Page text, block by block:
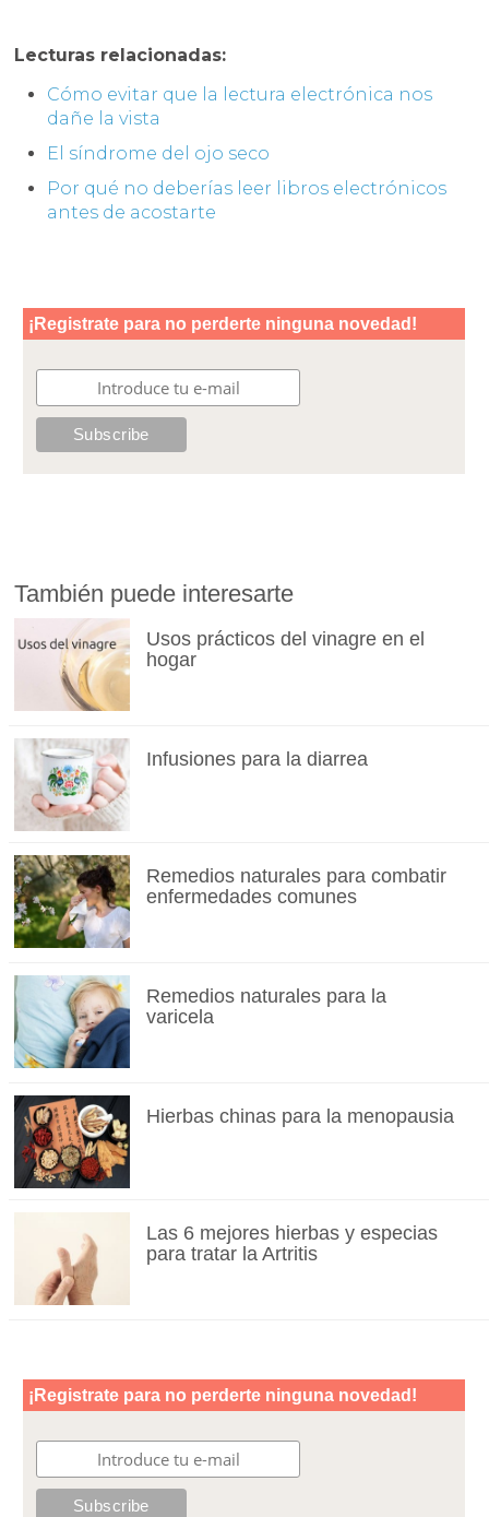
Lecturas relacionadas:
Cómo evitar que la lectura electrónica nos
dañe la vista
El síndrome del ojo seco
Por qué no deberías leer libros electrónicos
antes de acostarte
También puede interesarte
Usos prácticos del vinagre en el
hogar
Infusiones para la diarrea
Remedios naturales para combatir
enfermedades comunes
Remedios naturales para la
varicela
Hierbas chinas para la menopausia
Las 6 mejores hierbas y especias
para tratar la Artritis